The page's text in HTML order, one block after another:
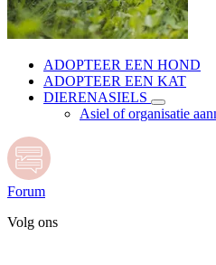
ADOPTEER EEN HOND
ADOPTEER EEN KAT
DIERENASIELS
Asiel of organisatie
Forum
Volg ons